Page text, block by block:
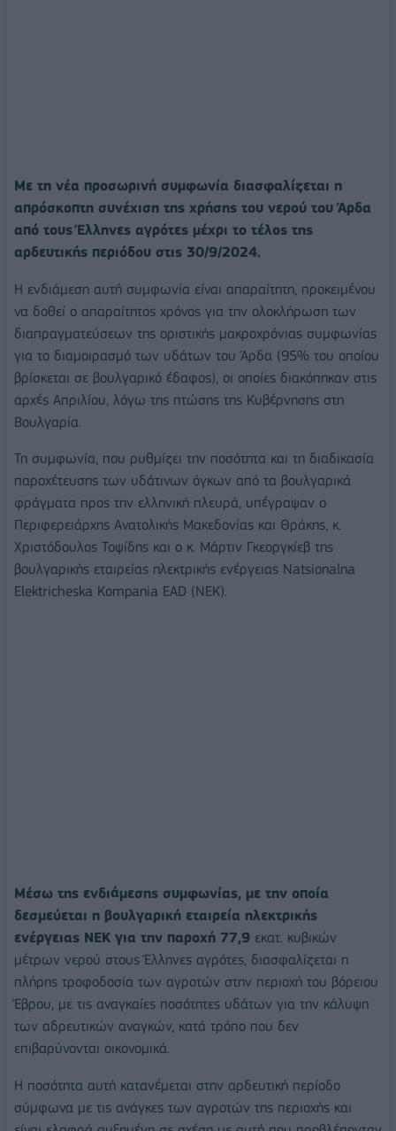
Με τη νέα προσωρινή συμφωνία διασφαλίζεται η
απρόσκοπτη συνέχιση της χρήσης του νερού του Άρδα
από τους Έλληνες αγρότες μέχρι το τέλος της
αρδευτικής περιόδου στις 30/9/2024.
Η ενδιάμεση αυτή συμφωνία είναι απαραίτητη, προκειμένου
να δοθεί ο απαραίτητος χρόνος για την ολοκλήρωση των
διαπραγματεύσεων της οριστικής μακροχρόνιας συμφωνίας
για το διαμοιρασμό των υδάτων του Άρδα (95% του οποίου
βρίσκεται σε βουλγαρικό έδαφος), οι οποίες διακόπηκαν στις
αρχές Απριλίου, λόγω της πτώσης της Κυβέρνησης στη
Βουλγαρία.
Τη συμφωνία, που ρυθμίζει την ποσότητα και τη διαδικασία
παροχέτευσης των υδάτινων όγκων από τα βουλγαρικά
φράγματα προς την ελληνική πλευρά, υπέγραψαν ο
Περιφερειάρχης Ανατολικής Μακεδονίας και Θράκης, κ.
Χριστόδουλος Τοψίδης και ο κ. Μάρτιν Γκεοργκίεβ της
βουλγαρικής εταιρείας ηλεκτρικής ενέργειας Natsionalna
Elektricheska Kompania EAD (ΝΕΚ).
Μέσω της ενδιάμεσης συμφωνίας, με την οποία
δεσμεύεται η βουλγαρική εταιρεία ηλεκτρικής
ενέργειας ΝΕΚ για την παροχή 77,9 εκατ. κυβικών
μέτρων νερού στους Έλληνες αγρότες, διασφαλίζεται η
πλήρης τροφοδοσία των αγροτών στην περιοχή του βόρειου
Έβρου, με τις αναγκαίες ποσότητες υδάτων για την κάλυψη
των αδρευτικών αναγκών, κατά τρόπο που δεν
επιβαρύνονται οικονομικά.
Η ποσότητα αυτή κατανέμεται στην αρδευτική περίοδο
σύμφωνα με τις ανάγκες των αγροτών της περιοχής και